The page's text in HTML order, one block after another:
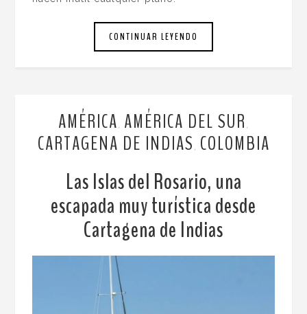
CONTINUAR LEYENDO
AMÉRICA AMÉRICA DEL SUR
CARTAGENA DE INDIAS COLOMBIA
Las Islas del Rosario, una
escapada muy turística desde
Cartagena de Indias